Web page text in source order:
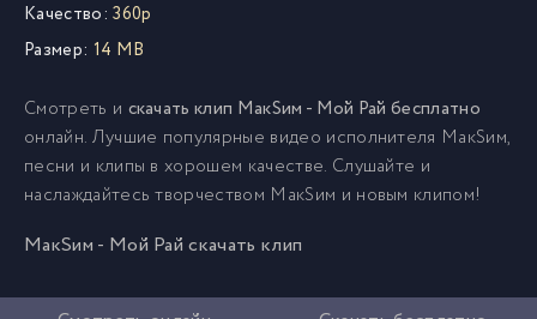
Качество: 360p
Размер: 14 MB
Смотреть и скачать клип МакSим - Мой Рай бесплатно
онлайн. Лучшие популярные видео исполнителя МакSим,
песни и клипы в хорошем качестве. Слушайте и
наслаждайтесь творчеством МакSим и новым клипом!
МакSим - Мой Рай скачать клип